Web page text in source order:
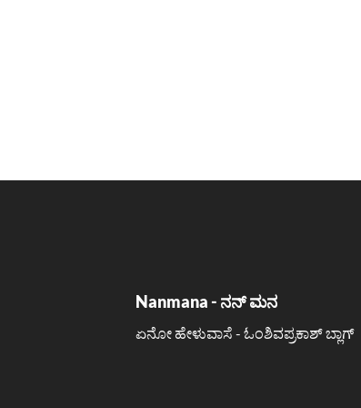
Nanmana - ನನ್ ಮನ
ಏನೋ ಹೇಳುವಾಸೆ - ಓಂಶಿವಪ್ರಕಾಶ್ ಬ್ಲಾಗ್